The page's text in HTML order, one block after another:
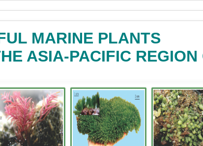
MARINE PLANTS
ASIA-PACIFIC REGION